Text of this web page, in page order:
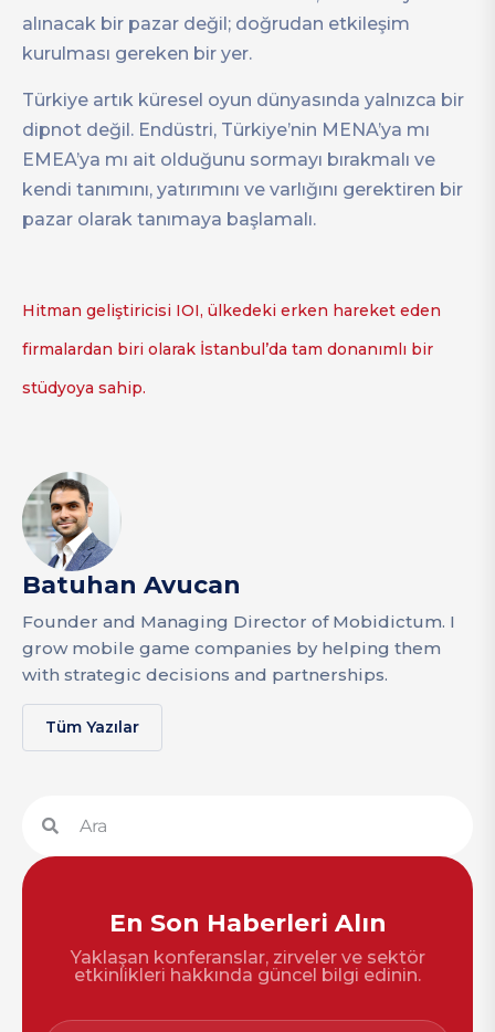
alınacak bir pazar değil; doğrudan etkileşim
kurulması gereken bir yer.
Türkiye artık küresel oyun dünyasında yalnızca bir
dipnot değil. Endüstri, Türkiye’nin MENA’ya mı
EMEA’ya mı ait olduğunu sormayı bırakmalı ve
kendi tanımını, yatırımını ve varlığını gerektiren bir
pazar olarak tanımaya başlamalı.
Hitman geliştiricisi IOI, ülkedeki erken hareket eden
firmalardan biri olarak İstanbul’da tam donanımlı bir
stüdyoya sahip.
Batuhan Avucan
Founder and Managing Director of Mobidictum. I
grow mobile game companies by helping them
with strategic decisions and partnerships.
Tüm Yazılar
En Son Haberleri Alın
Yaklaşan konferanslar, zirveler ve sektör
etkinlikleri hakkında güncel bilgi edinin.